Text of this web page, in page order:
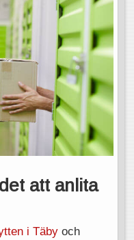
att anlita
i Täbyoch